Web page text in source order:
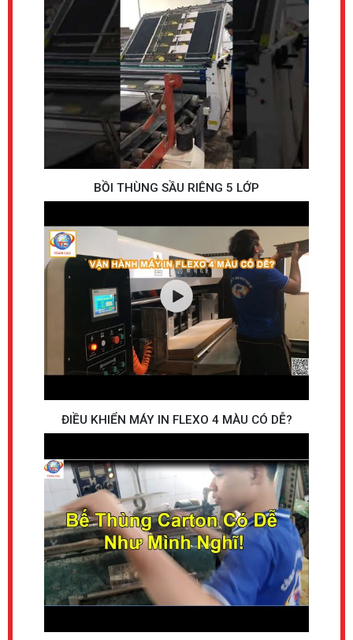
BỒI THÙNG SẦU RIÊNG 5 LỚP
ĐIỀU KHIỂN MÁY IN FLEXO 4 MÀU CÓ DỄ?